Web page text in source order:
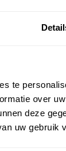
te
over
deze
uw gebruik